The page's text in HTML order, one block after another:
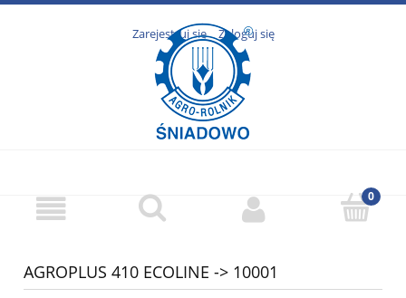
Zarejestruj się Zaloguj się
AGROPLUS 410 ECOLINE -> 10001